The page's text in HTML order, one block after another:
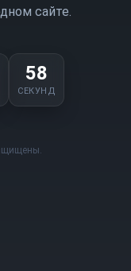
сайте.
58
СЕКУНД